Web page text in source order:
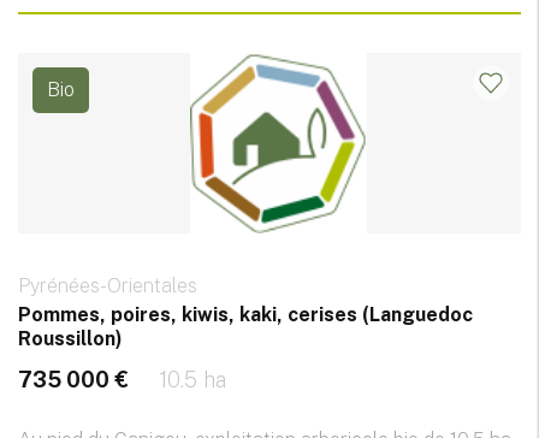
Bio
Pyrénées-Orientales
Pommes, poires, kiwis, kaki, cerises (Languedoc
Roussillon)
735 000 € 10.5 ha